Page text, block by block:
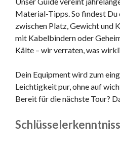
Material-Tipps. So findest Du
zwischen Platz, Gewicht
mit Kabelbindern oder
Kälte – wir verraten, was
Dein Equipment wird zum
Leichtigkeit pur, ohne auf
Bereit für die nächste Tour?